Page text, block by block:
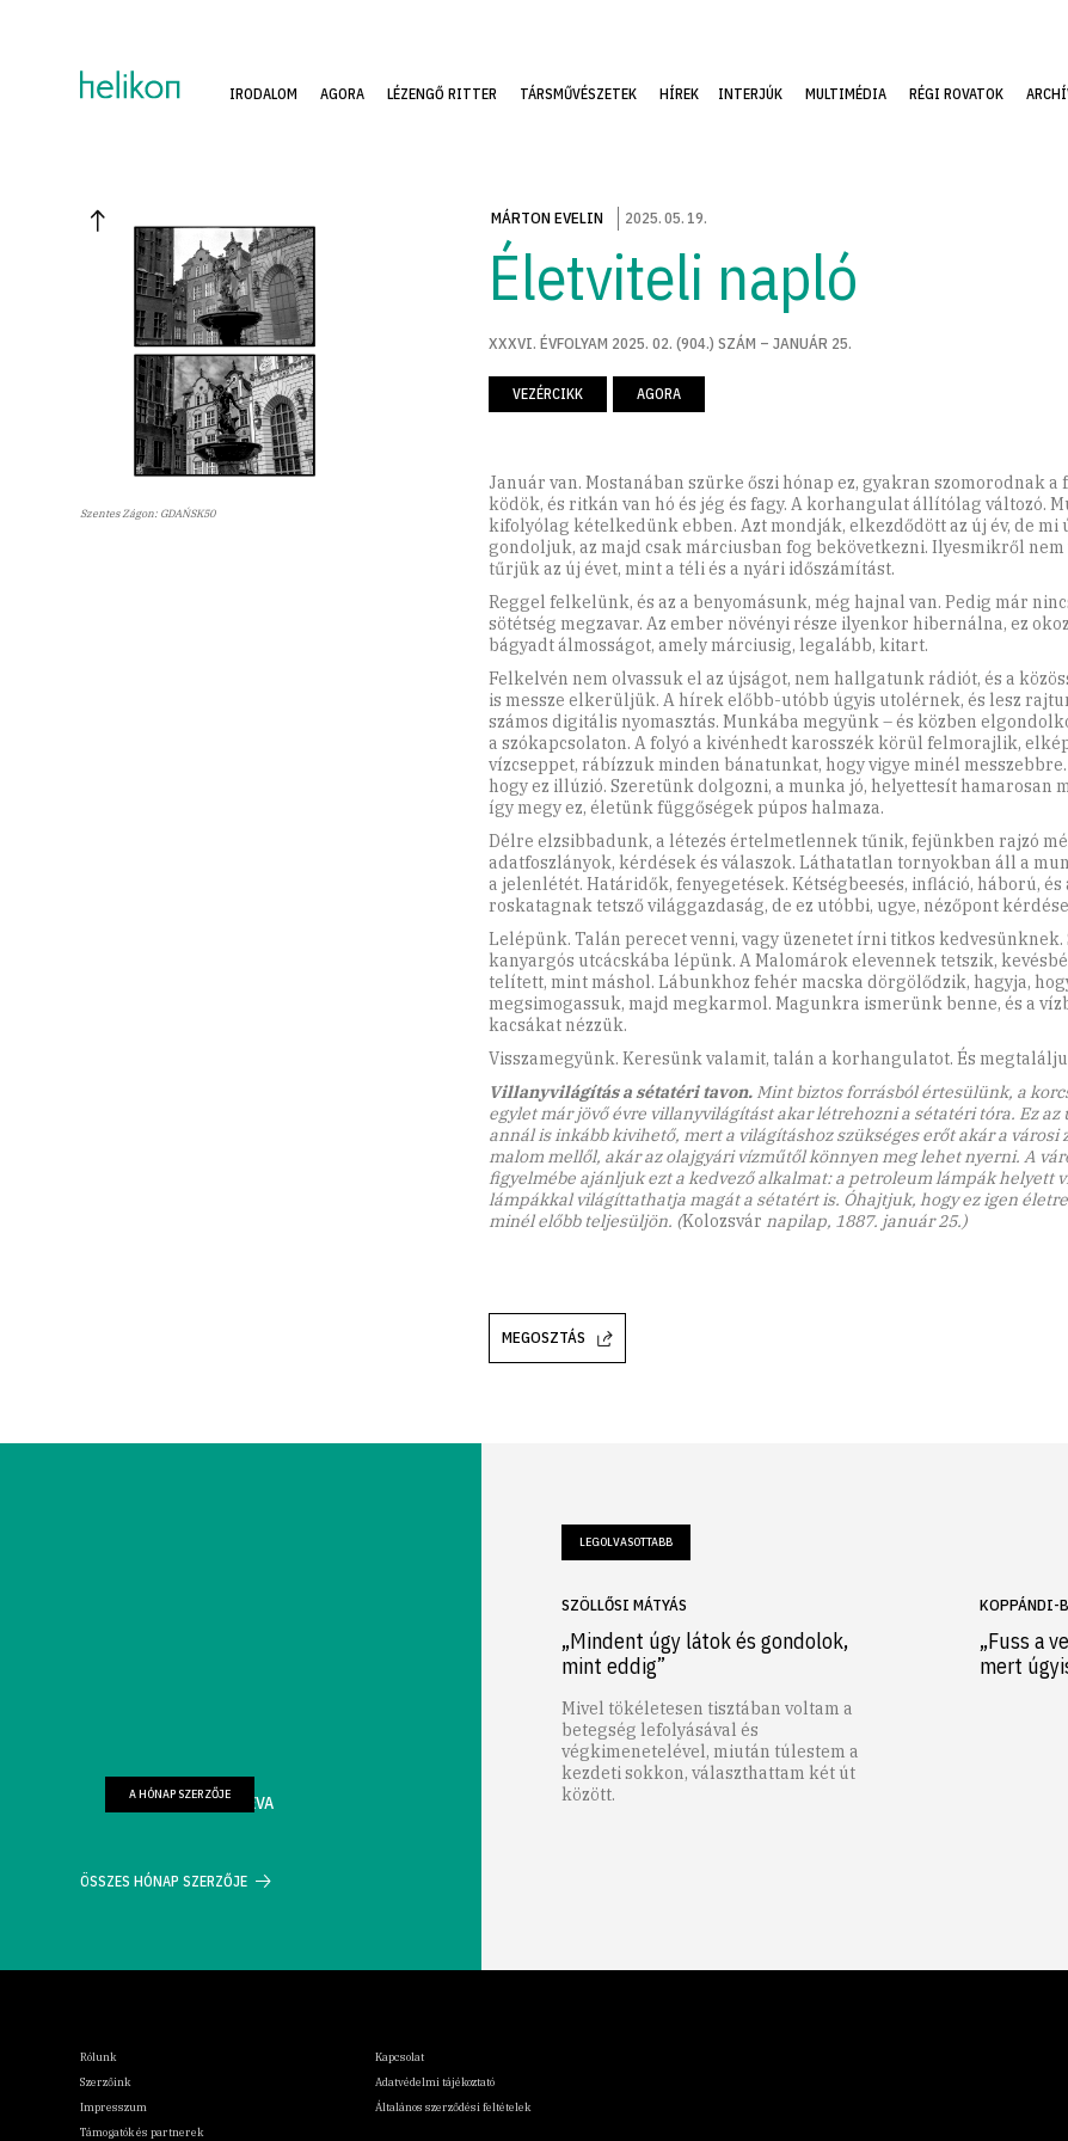
IRODALOM AGORA LÉZENGŐ RITTER TÁRSMŰVÉSZETEK HÍREK INTERJÚK MULTIMÉDIA RÉGI ROVATOK
Szentes Zágon: GDAŃSK50
MÁRTON EVELIN 2025.05. 19.
Életviteli napló
XXXVI. ÉVFOLYAM 2025. 02. (904.) SZÁM – JANUÁR 25.
VEZÉRCIKK AGORA
Január van. Mostanában szürke őszi hónap ez, gyakran szomorodnak a
ködök, és ritkán van hó és jég és fagy. A korhangulat állítólag változó.
kifolyólag kételkedünk ebben. Azt mondják, elkezdődött az új év, de mi
gondoljuk, az majd csak márciusban fog bekövetkezni. Ilyesmikről
tűrjük az új évet, mint a téli és a nyári időszámítást.
Reggel felkelünk, és az a benyomásunk, még hajnal van. Pedig már
sötétség megzavar. Az ember növényi része ilyenkor hibernálna, ez
bágyadt álmosságot, amely márciusig, legalább, kitart.
Felkelvén nem olvassuk el az újságot, nem hallgatunk rádiót, és a
is messze elkerüljük. A hírek előbb-utóbb úgyis utolérnek, és lesz
számos digitális nyomasztás. Munkába megyünk – és közben
a szókapcsolaton. A folyó a kivénhedt karosszék körül felmorajlik,
vízcseppet, rábízzuk minden bánatunkat, hogy vigye minél
hogy ez illúzió. Szeretünk dolgozni, a munka jó, helyettesít hamarosan
így megy ez, életünk függőségek púpos halmaza.
Délre elzsibbadunk, a létezés értelmetlennek tűnik, fejünkben rajzó
adatfoszlányok, kérdések és válaszok. Láthatatlan tornyokban áll a
a jelenlétét. Határidők, fenyegetések. Kétségbeesés, infláció, háború, és
roskatagnak tetsző világgazdaság, de ez utóbbi, ugye, nézőpont
Lelépünk. Talán perecet venni, vagy üzenetet írni titkos kedvesünknek.
kanyargós utcácskába lépünk. A Malomárok elevennek tetszik,
telített, mint máshol. Lábunkhoz fehér macska dörgölődzik, hagyja,
megsimogassuk, majd megkarmol. Magunkra ismerünk benne, és a
kacsákat nézzük.
Visszamegyünk. Keresünk valamit, talán a korhangulatot. És
Villanyvilágítás a sétatéri tavon.Mint biztos forrásból értesülünk, a
egylet már jövő évre villanyvilágítást akar létrehozni a sétatéri tóra. Ez az
annál is inkább kivihető, mert a világításhoz szükséges erőt akár a városi
malom mellől, akár az olajgyári vízműtől könnyen meg lehet nyerni. A
figyelmébe ajánljuk ezt a kedvező alkalmat: a petroleum lámpák helyett
lámpákkal világíttathatja magát a sétatért is. Óhajtjuk, hogy ez igen
minél előbb teljesüljön. (Kolozsvár napilap, 1887. január 25.)
MEGOSZTÁS
FARKAS WELLMANN ÉVA
A HÓNAP SZERZŐJE
ÖSSZES HÓNAP SZERZŐJE
LEGOLVASOTTABB
SZÖLLŐSI MÁTYÁS
„Mindent úgy látok és gondolok,
mint eddig”
Mivel tökéletesen tisztában voltam a
betegség lefolyásával és
végkimenetelével, miután túlestem a
kezdeti sokkon, választhattam két út
között.
KOPPÁNDI-
„Fuss a
mert
Rólunk
Szerzőink
Impresszum
Támogatók és partnerek
Kapcsolat
Adatvédelmi tájékoztató
Általános szerződési feltételek